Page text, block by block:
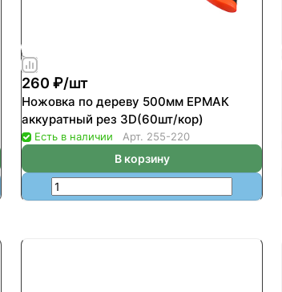
260 ₽/шт
Ножовка по дереву 500мм ЕРМАК
аккуратный рез 3D(60шт/кор)
Есть в наличии Арт. 255-220
В корзину